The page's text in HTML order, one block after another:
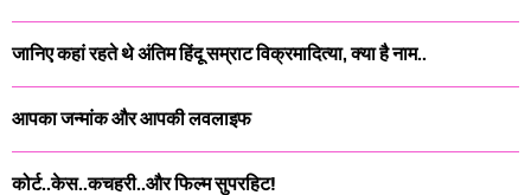
जानिए कहां रहते थे अंतिम हिंदू सम्राट विक्रमादित्या, क्या है नाम..
आपका जन्मांक और आपकी लवलाइफ
कोर्ट..केस..कचहरी..और फिल्म सुपरहिट!